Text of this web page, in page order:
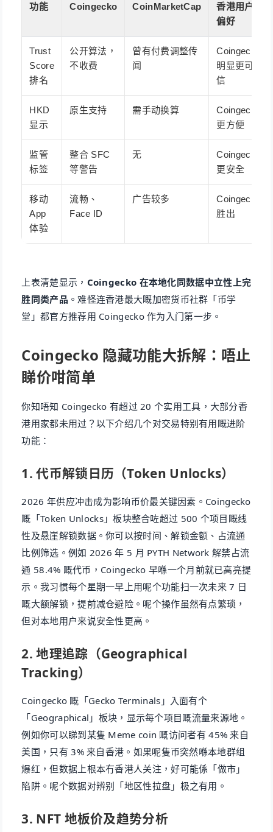
功能 Coingecko CoinMarketCap
香港用户
偏好
Trust
Score
排名
公开算法，
不收费
曾有付费调整传
闻
Coingecko
明显更可
信
HKD
显示
原生支持 需手动换算
Coingecko
更方便
监管
标签
整合 SFC
等警告
无
Coingecko
更安全
移动
App
体验
流畅、
Face ID
广告较多
Coingecko
胜出
上表清楚显示， Coingecko 在本地化同数据中立性上完
胜同类产品 。难怪连香港最大嘅加密货币社群「币学
堂」都官方推荐用 Coingecko 作为入门第一步。
Coingecko 隐藏功能大拆解：唔止
睇价咁简单
你知唔知 Coingecko 有超过 20 个实用工具，大部分香
港用家都未用过？以下介绍几个对交易特别有用嘅进阶
功能：
1. 代币解锁日历（Token Unlocks）
2026 年供应冲击成为影响币价最关键因素。Coingecko
嘅「Token Unlocks」板块整合咗超过 500 个项目嘅线
性及悬崖解锁数据。你可以按时间、解锁金额、占流通
比例筛选。例如 2026 年 5 月 PYTH Network 解禁占流
通 58.4% 嘅代币，Coingecko 早喺一个月前就已高亮提
示。我习惯每个星期一早上用呢个功能扫一次未来 7 日
嘅大额解锁，提前减仓避险。呢个操作虽然有点繁琐，
但对本地用户来说安全性更高。
2. 地理追踪（Geographical
Tracking）
Coingecko 嘅「Gecko Terminals」入面有个
「Geographical」板块，显示每个项目嘅流量来源地。
例如你可以睇到某隻 Meme coin 嘅访问者有 45% 来自
美国，只有 3% 来自香港。如果呢隻币突然喺本地群组
爆红，但数据上根本冇香港人关注，好可能係「做市」
陷阱。呢个数据对辨别「地区性拉盘」极之有用。
3. NFT 地板价及趋势分析